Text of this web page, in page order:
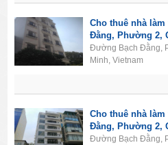
Cho thuê nhà
Đằng, Phường 2,
Đường Bạch Đằng,
Minh, Vietnam
Cho thuê nhà
Đằng, Phường 2,
Đường Bạch Đằng,